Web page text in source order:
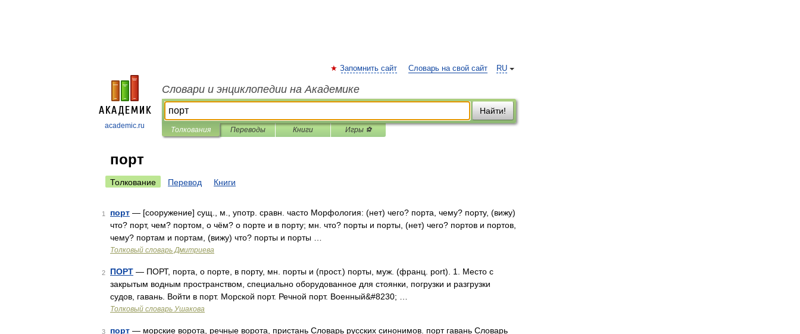
academic.ru
RU
Запомнить сайт Словарь на свой сайт
Словари и энциклопедии на Академике
Найти!
Толкования Переводы Книги Игры ⚽
порт
Толкование Перевод Книги
1 порт — [сооружение] сущ., м., употр. сравн. часто Морфология: (нет) чего? порта, чему? порту, (вижу)
что? порт, чем? портом, о чём? о порте и в порту; мн. что? порты и порты, (нет) чего? портов и портов,
чему? портам и портам, (вижу) что? порты и порты …
Толковый словарь Дмитриева
2 ПОРТ — ПОРТ, порта, о порте, в порту, мн. порты и (прост.) порты, муж. (франц. port). 1. Место с
закрытым водным пространством, специально оборудованное для стоянки, погрузки и разгрузки
судов, гавань. Войти в порт. Морской порт. Речной порт. Военный&#8230; …
Толковый словарь Ушакова
3 порт — морские ворота, речные ворота, пристань Словарь русских синонимов. порт гавань Словарь